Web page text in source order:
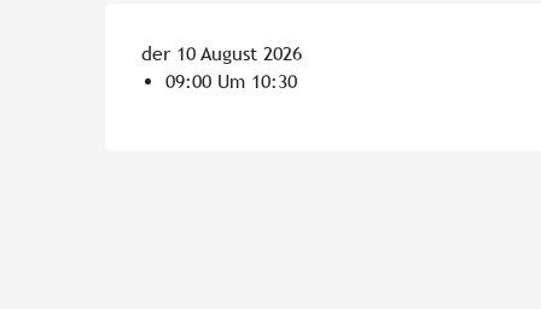
der 10 August 2026
09:00 Um 10:30